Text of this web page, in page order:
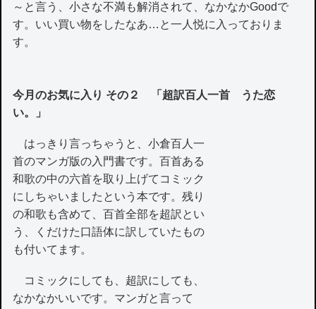
～と言う、小さな不満も解消されて、なかなかGoodで
す。いい買い物をしたなあ…と一人悦に入っておりま
す。
今月のお気に入り その２ 「超訳百人一首 うた恋
い。」
はっきり言っちゃうと、小倉百人一
首のマンガ版の入門書です。百首ある
和歌の中の六首を取り上げてコミック
にしちゃいましたという本です。残り
の和歌も含めて、百首全部を超訳とい
う、くだけた口語体に訳していたもの
も付いてます。
コミックにしても、超訳にしても、
なかなかいいです。マンガと言って